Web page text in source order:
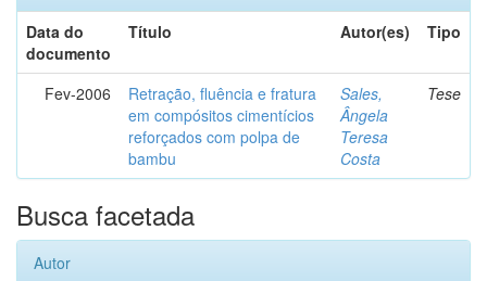
Data do
documento
Título Autor(es) Tipo
Fev-2006
Retração, fluência e fratura
em compósitos cimentícios
reforçados com polpa de
bambu
Sales,
Ângela
Teresa
Costa
Tese
Busca facetada
Autor